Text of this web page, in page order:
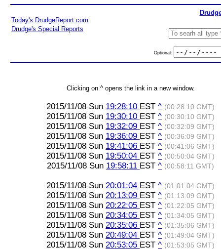
Today's DrudgeReport.com
Drudge's Special Reports
Optional:
Clicking on ^ opens the link in a new window.
2015/11/08 Sun 19:28:10 EST ^ (00:28:10 GMT)
2015/11/08 Sun 19:30:10 EST ^ (00:30:10 GMT)
2015/11/08 Sun 19:32:09 EST ^ (00:32:09 GMT)
2015/11/08 Sun 19:36:09 EST ^ (00:36:09 GMT)
2015/11/08 Sun 19:41:06 EST ^ (00:41:06 GMT)
2015/11/08 Sun 19:50:04 EST ^ (00:50:04 GMT)
2015/11/08 Sun 19:58:11 EST ^ (00:58:11 GMT)
2015/11/08 Sun 20:01:04 EST ^ (01:01:04 GMT)
2015/11/08 Sun 20:13:09 EST ^ (01:13:09 GMT)
2015/11/08 Sun 20:22:05 EST ^ (01:22:05 GMT)
2015/11/08 Sun 20:34:05 EST ^ (01:34:05 GMT)
2015/11/08 Sun 20:35:06 EST ^ (01:35:06 GMT)
2015/11/08 Sun 20:49:04 EST ^ (01:49:04 GMT)
2015/11/08 Sun 20:53:05 EST ^ (01:53:05 GMT)